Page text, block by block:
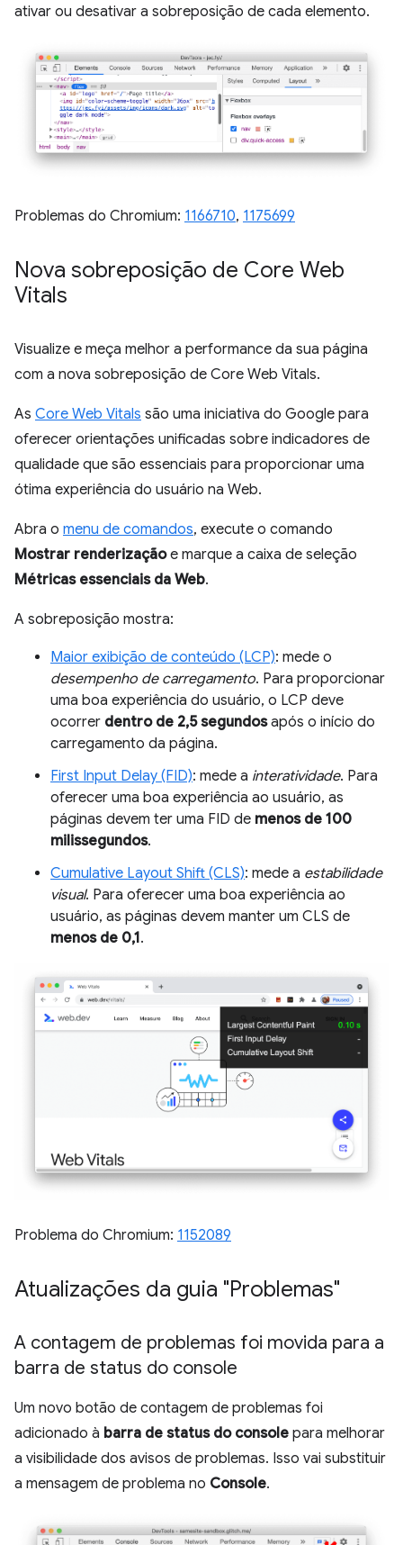
ativar ou desativar a sobreposição de cada elemento.
Problemas do Chromium: 1166710, 1175699
Nova sobreposição de Core Web
Vitals
Visualize e meça melhor a performance da sua página
com a nova sobreposição de Core Web Vitals.
As Core Web Vitals são uma iniciativa do Google para
oferecer orientações unificadas sobre indicadores de
qualidade que são essenciais para proporcionar uma
ótima experiência do usuário na Web.
Abra o menu de comandos, execute o comando
Mostrar renderizaçãoe marque a caixa de seleção
Métricas essenciais da Web.
A sobreposição mostra:
Maior exibição de conteúdo (LCP): mede o
desempenho de carregamento. Para proporcionar
uma boa experiência do usuário, o LCP deve
ocorrer dentro de 2,5 segundosapós o início do
carregamento da página.
First Input Delay (FID): mede a interatividade. Para
oferecer uma boa experiência ao usuário, as
páginas devem ter uma FID de menos de 100
milissegundos.
Cumulative Layout Shift (CLS): mede a estabilidade
visual. Para oferecer uma boa experiência ao
usuário, as páginas devem manter um CLS de
menos de 0,1.
Problema do Chromium: 1152089
Atualizações da guia "Problemas"
A contagem de problemas foi movida para a
barra de status do console
Um novo botão de contagem de problemas foi
adicionado à barra de status do console para melhorar
a visibilidade dos avisos de problemas. Isso vai substituir
a mensagem de problema no Console.